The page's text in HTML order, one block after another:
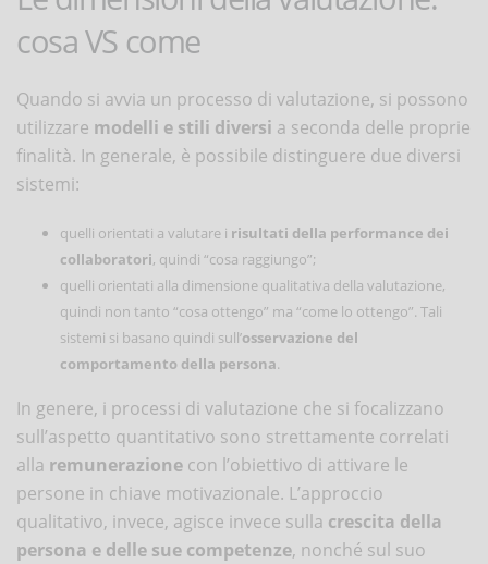
cosa VS come
Quando si avvia un processo di valutazione, si possono
utilizzare modelli e stili diversi a seconda delle proprie
finalità. In generale, è possibile distinguere due diversi
sistemi:
quelli orientati a valutare i risultati della performance dei
collaboratori, quindi “cosa raggiungo”;
quelli orientati alla dimensione qualitativa della valutazione,
quindi non tanto “cosa ottengo” ma “come lo ottengo”. Tali
sistemi si basano quindi sull’osservazione del
comportamento della persona.
In genere, i processi di valutazione che si focalizzano
sull’aspetto quantitativo sono strettamente correlati
alla remunerazione con l’obiettivo di attivare le
persone in chiave motivazionale. L’approccio
qualitativo, invece, agisce invece sulla crescita della
persona e delle sue competenze, nonché sul suo